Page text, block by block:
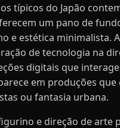
típicos do Japão
um pano de
e estética minimalista.
de tecnologia na
digitais que
em produções que
ou fantasia urbana.
e direção de arte